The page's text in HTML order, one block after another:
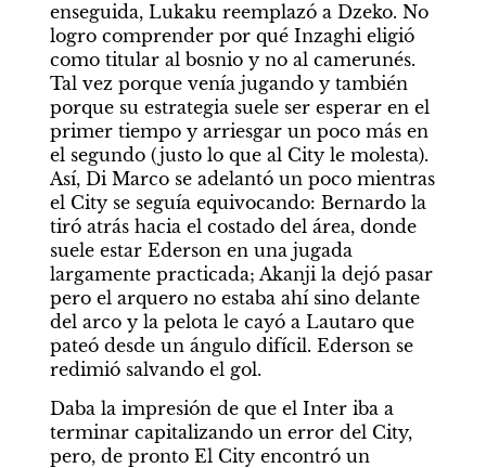
enseguida, Lukaku reemplazó a Dzeko. No
logro comprender por qué Inzaghi eligió
como titular al bosnio y no al camerunés.
Tal vez porque venía jugando y también
porque su estrategia suele ser esperar en el
primer tiempo y arriesgar un poco más en
el segundo (justo lo que al City le molesta).
Así, Di Marco se adelantó un poco mientras
el City se seguía equivocando: Bernardo la
tiró atrás hacia el costado del área, donde
suele estar Ederson en una jugada
largamente practicada; Akanji la dejó pasar
pero el arquero no estaba ahí sino delante
del arco y la pelota le cayó a Lautaro que
pateó desde un ángulo difícil. Ederson se
redimió salvando el gol.
Daba la impresión de que el Inter iba a
terminar capitalizando un error del City,
pero, de pronto El City encontró un